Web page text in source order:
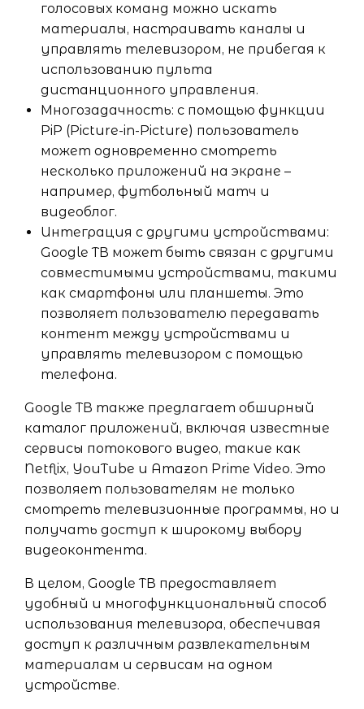
голосовых команд можно искать
материалы, настраивать каналы и
управлять телевизором, не прибегая к
использованию пульта
дистанционного управления.
Многозадачность: с помощью функции
PiP (Picture-in-Picture) пользователь
может одновременно смотреть
несколько приложений на экране –
например, футбольный матч и
видеоблог.
Интеграция с другими устройствами:
Google ТВ может быть связан с другими
совместимыми устройствами, такими
как смартфоны или планшеты. Это
позволяет пользователю передавать
контент между устройствами и
управлять телевизором с помощью
телефона.
Google ТВ также предлагает обширный
каталог приложений, включая известные
сервисы потокового видео, такие как
Netflix, YouTube и Amazon Prime Video. Это
позволяет пользователям не только
смотреть телевизионные программы, но и
получать доступ к широкому выбору
видеоконтента.
В целом, Google ТВ предоставляет
удобный и многофункциональный способ
использования телевизора, обеспечивая
доступ к различным развлекательным
материалам и сервисам на одном
устройстве.